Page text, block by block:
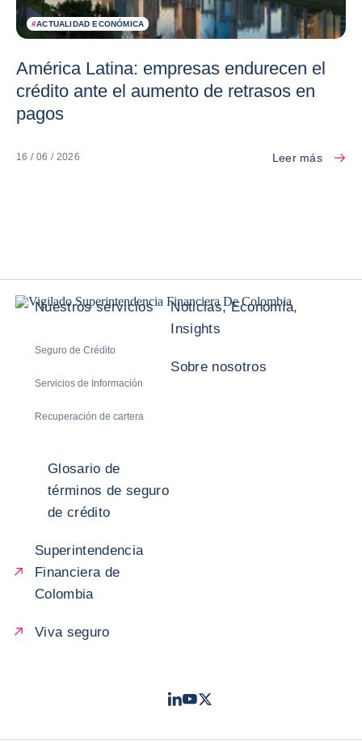
#ACTUALIDAD ECONÓMICA
América Latina: empresas endurecen el
crédito ante el aumento de retrasos en
pagos
16 / 06 / 2026 Leer más
Nuestros servicios
Seguro de Crédito
Servicios de Información
Recuperación de cartera
Noticias, Economía,
Insights
Sobre nosotros
Glosario de
términos de seguro
de crédito
Superintendencia
Financiera de
Colombia
Viva seguro
LinkedIn
Youtube
Twitter